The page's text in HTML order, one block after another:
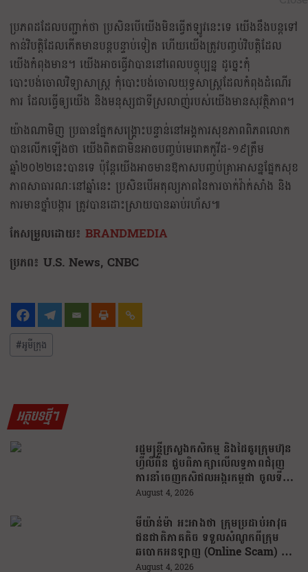
ប្រភពដដែលបញ្ជាក់ថា ប្រសិនបើយើងមិនធ្វើឥឡូវនេះទេ យើងនឹងបន្តទៅ
កាន់វិបត្តិដែលកើតមានបន្តបន្ទាប់ទៀត ហើយយើងត្រូវបញ្ចប់វិបត្តិដែល
យើងកំពុងមាន។ យើងអាចធ្វើវាបាននៅពេលបច្ចុប្បន្ន ដូច្នេះកុំ
បោះបង់ចោលវិទ្យាសាស្ត្រ កុំបោះបង់ចោលយុទ្ធសាស្ត្រដែលកំពុងដំណើរ
ការ ដែលធ្វើឲ្យយើង និងមនុស្សជាទីស្រលាញ់របស់យើងមានសុវត្ថិភាព។
យ៉ាងណាមិញ ប្រធានផ្នែកសង្គ្រោះបន្ទាន់នៅអង្គការសុខភាពពិភពលោក
បានលើកឡើងថា យើងពិតជាមិនអាចបញ្ចប់មេរោគកូវីដ-១៩ត្រឹម
ឆ្នាំ២០២២នេះបានទេ ប៉ុន្តែយើងអាចមានឱកាសបញ្ចប់គ្រាអាសន្នផ្នែកសុខ
ភាពសាធារណៈនៅឆ្នាំនេះ​ ប្រសិនបើអតុល្យភាពនៃការចាក់វ៉ាក់សាំង និង
ការមានថ្នាំបង្ការ ត្រូវបានដោះស្រាយបានឆាប់រហ័ស៕
កែសម្រួលដោយ៖ BRANDMEDIA
ប្រភព៖ U.S. News, CNBC
#អូមីក្រុង
អត្ថបទថ្មីៗ
រដ្ឋមន្រ្តីក្រសួងកសិកម្ម និងដៃគូរក្រុមហ៊ុន
ហ្វីលីពីន ជួបពិភាក្សាលើលទ្ធភាពជំរុញ
ការនាំចេញកសិផលអង្ករកម្ពុជា ចូលទី
ផ្សារហ្វីលីពីន
August 4, 2026
មីយ៉ាន់ម៉ា អះអាងថា ក្រុមប្រដាប់អាវុធ
ជនជាតិភាគតិច ទទួលសំណូកពីក្រុម
ឆបោកអនឡាញ (Online Scam) ជា
ថ្នូរនឹងការជួយរត់ចូលប្រទេសថៃ!
August 4, 2026